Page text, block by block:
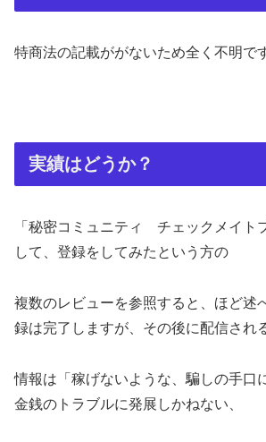
特商法の記載ががないため全く不明で
実績はどうか？
「秘密コミュニティ チェックメイト
して、登録をしてみたという方の
複数のレビューを参照すると、ほど述
録は完了しますが、その後に配信され
情報は「稼げないような、騙しの手口
金銭のトラブルに発展しかねない、